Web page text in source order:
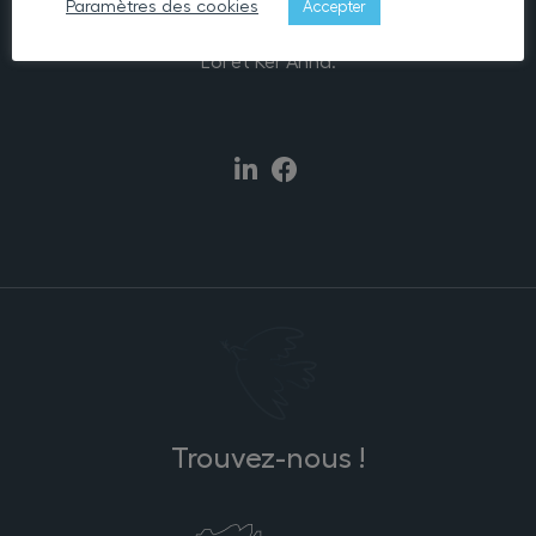
L’association Lann Eol comporte 176 lits d’hébergement
Eol et Ker Anna.
Trouvez-nous !
Paramètres des cookies Accepter